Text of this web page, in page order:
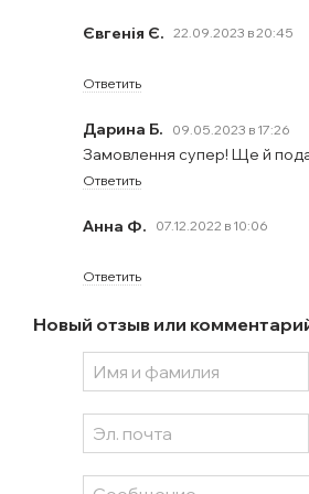
Євгенія Є. 22.09.2023 в 20:45
Ответить
Дарина Б. 09.05.2023 в 17:26
Замовлення супер! Ще й
Ответить
Анна Ф. 07.12.2022 в 10:06
Ответить
Новый отзыв или